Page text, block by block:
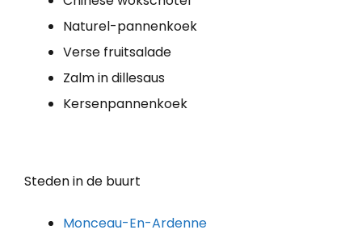
Naturel-pannenkoek
Verse fruitsalade
Zalm in dillesaus
Kersenpannenkoek
Steden in de buurt
Monceau-En-Ardenne